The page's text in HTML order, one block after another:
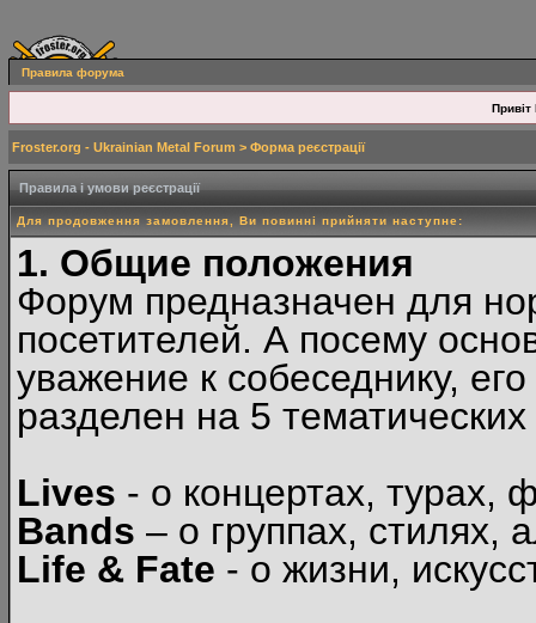
Правила форума
Привіт
Froster.org - Ukrainian Metal Forum > Форма реєстрації
Правила і умови реєстрації
Для продовження замовлення, Ви повинні прийняти наступне:
1. Общие положения
Форум предназначен для
посетителей. А посему
уважение к собеседнику,
разделен на 5
Lives - о концертах, турах,
Bands – о группах, стилях,
Life & Fate - о жизни,